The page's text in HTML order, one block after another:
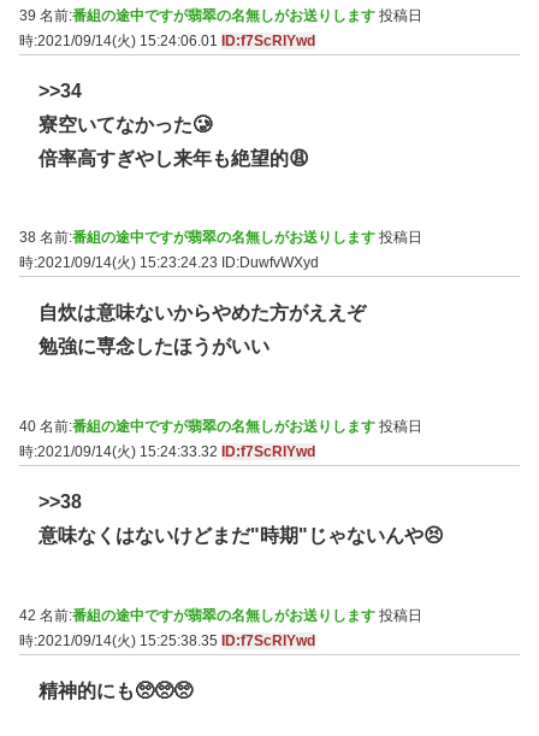
39 名前:番組の途中ですが翡翠の名無しがお送りします 投稿日
時:2021/09/14(火) 15:24:06.01 ID:f7ScRlYwd
>>34
寮空いてなかった🥲
倍率高すぎやし来年も絶望的😩
38 名前:番組の途中ですが翡翠の名無しがお送りします 投稿日
時:2021/09/14(火) 15:23:24.23
ID:DuwfvWXyd
自炊は意味ないからやめた方がええぞ
勉強に専念したほうがいい
40 名前:番組の途中ですが翡翠の名無しがお送りします 投稿日
時:2021/09/14(火) 15:24:33.32
ID:f7ScRlYwd
>>38
意味なくはないけどまだ"時期"じゃないんや😣
42 名前:番組の途中ですが翡翠の名無しがお送りします 投稿日
時:2021/09/14(火) 15:25:38.35 ID:f7ScRlYwd
精神的にも🥺🥺🥺